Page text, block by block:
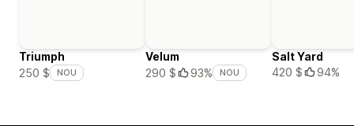
Triumph
250 $
NOU
Velum
290 $
93% NOU
Salt Yard
420 $
94%